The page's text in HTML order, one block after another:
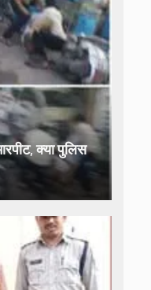
क्या पुलिस